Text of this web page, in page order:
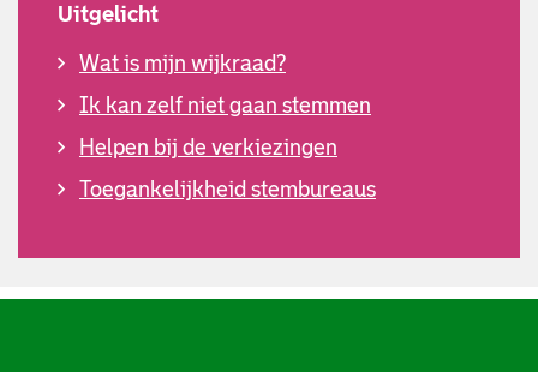
Uitgelicht
Wat is mijn wijkraad?
Ik kan zelf niet gaan stemmen
Helpen bij de verkiezingen
Toegankelijkheid stembureaus